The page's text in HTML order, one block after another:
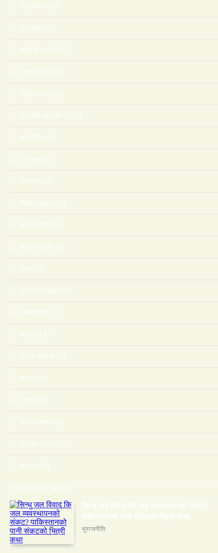
भिडियाेकास्ट (7)
भूराजनीति (3)
मधेशकाे राजनीति (7)
मधेशकाे विचार (1)
राइजिंग-मधेश (6)
राजनीति-कुटनीति (132)
राजनीतिक (8)
वन्यजन्तु (2)
वातावरण (2)
विकास-पूर्वाधार (3)
विचार-विमर्श (10)
विज्ञान-प्रविधि (1)
विश्व (48)
व्यापार-व्यवसाय (37)
समसामयिक (1)
समाज (14)
समाज-संस्कृति (2)
सम्पदा (1)
संस्कृति (3)
सीमा र सम्बन्ध (3)
स्थानीय सरकार (1)
स्वास्थ्य (3)
TRENDING NEWS
सिन्धु जल विवाद कि जल व्यवस्थापनको संकट?
पाकिस्तानको पानी संकटको भित्री कथा
भूराजनीति